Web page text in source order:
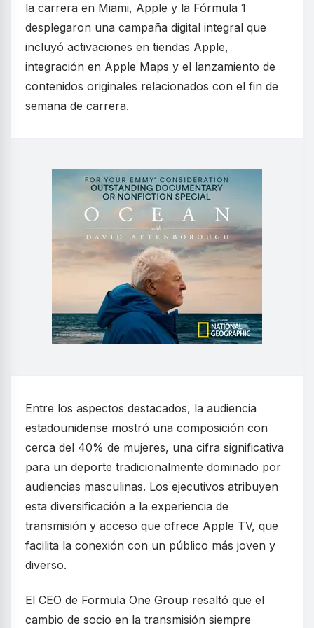
la carrera en Miami, Apple y la Fórmula 1
desplegaron una campaña digital integral que
incluyó activaciones en tiendas Apple,
integración en Apple Maps y el lanzamiento de
contenidos originales relacionados con el fin de
semana de carrera.
Entre los aspectos destacados, la audiencia
estadounidense mostró una composición con
cerca del 40% de mujeres, una cifra significativa
para un deporte tradicionalmente dominado por
audiencias masculinas. Los ejecutivos atribuyen
esta diversificación a la experiencia de
transmisión y acceso que ofrece Apple TV, que
facilita la conexión con un público más joven y
diverso.
El CEO de Formula One Group resaltó que el
cambio de socio en la transmisión siempre